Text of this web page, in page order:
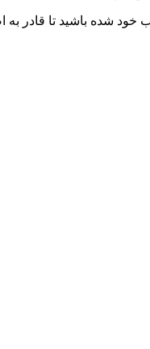
خود شده باشید تا قادر به